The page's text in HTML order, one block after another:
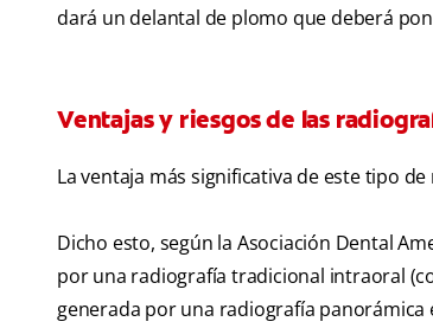
dará un delantal de plomo que deberá
Ventajas y riesgos de las
La ventaja más significativa de este tipo
Dicho esto, según la Asociación Dental
por una radiografía tradicional intraoral
generada por una radiografía